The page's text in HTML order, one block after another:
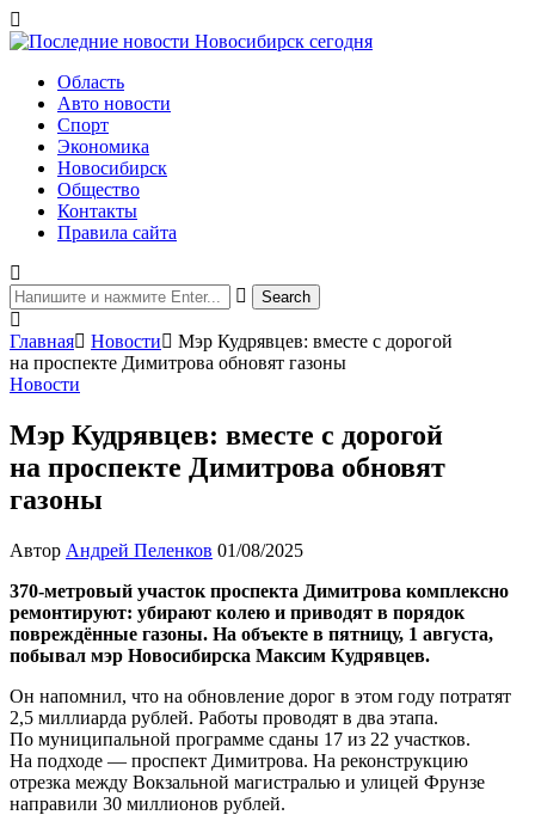
Область
Авто новости
Спорт
Экономика
Новосибирск
Общество
Контакты
Правила сайта
Главная Новости
Мэр Кудрявцев: вместе с дорогой
на проспекте Димитрова обновят газоны
Новости
Мэр Кудрявцев: вместе с дорогой
на проспекте Димитрова обновят
газоны
Автор Андрей Пеленков 01/08/2025
370-метровый участок проспекта Димитрова комплексно
ремонтируют: убирают колею и приводят в порядок
повреждённые газоны. На объекте в пятницу, 1 августа,
побывал мэр Новосибирска Максим Кудрявцев.
Он напомнил, что на обновление дорог в этом году потратят
2,5 миллиарда рублей. Работы проводят в два этапа.
По муниципальной программе сданы 17 из 22 участков.
На подходе — проспект Димитрова. На реконструкцию
отрезка между Вокзальной магистралью и улицей Фрунзе
направили 30 миллионов рублей.